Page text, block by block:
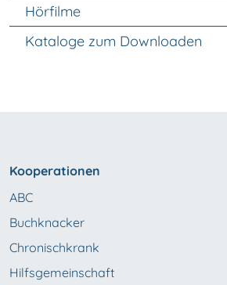
Hörfilme
Kataloge zum Downloaden
Kooperationen
ABC
Buchknacker
Chronischkrank
Hilfsgemeinschaft